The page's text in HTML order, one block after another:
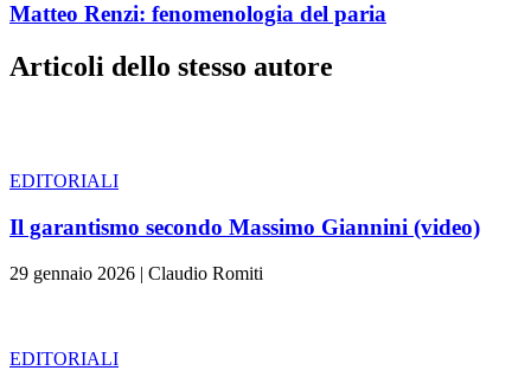
Matteo Renzi: fenomenologia del paria
Articoli dello stesso autore
EDITORIALI
Il garantismo secondo Massimo Giannini (video)
29 gennaio 2026 | Claudio Romiti
EDITORIALI